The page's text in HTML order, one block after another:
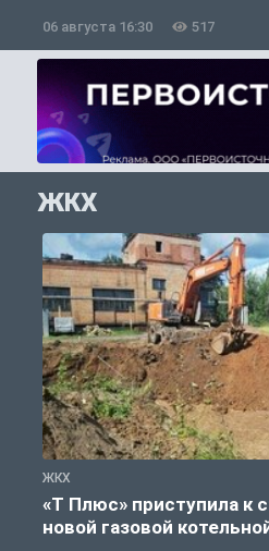
06 августа 16:30 517
ЖКХ
ЖКХ
«Т Плюс» приступила к
новой газовой